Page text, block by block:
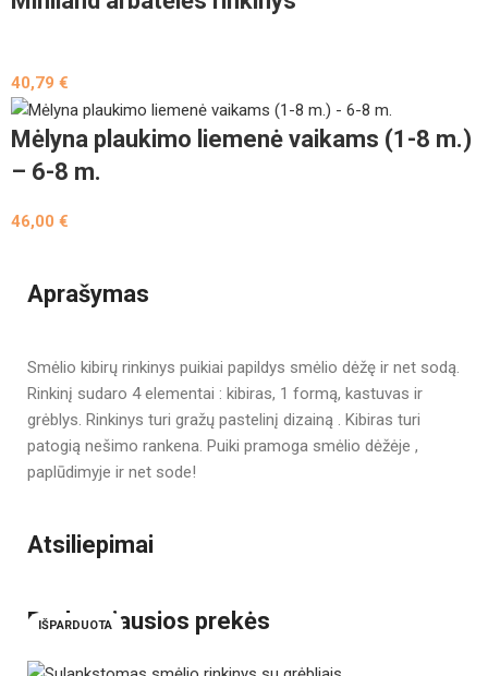
40,79€
Mėlyna plaukimo liemenė vaikams (1-8 m.)
– 6-8 m.
46,00€
Aprašymas
Smėlio kibirų rinkinys puikiai papildys smėlio dėžę ir net sodą.
Rinkinį sudaro 4 elementai : kibiras, 1 formą, kastuvas ir
grėblys. Rinkinys turi gražų pastelinį dizainą . Kibiras turi
patogią nešimo rankena. Puiki pramoga smėlio dėžėje ,
paplūdimyje ir net sode!
Atsiliepimai
Perkamiausios prekės
IŠPARDUOTA